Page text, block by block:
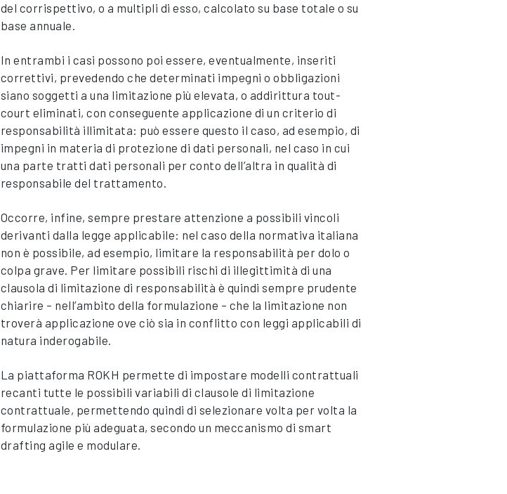
del corrispettivo, o a multipli di esso, calcolato su base totale o su
base annuale.
In entrambi i casi possono poi essere, eventualmente, inseriti
correttivi, prevedendo che determinati impegni o obbligazioni
siano soggetti a una limitazione più elevata, o addirittura tout-
court eliminati, con conseguente applicazione di un criterio di
responsabilità illimitata: può essere questo il caso, ad esempio, di
impegni in materia di protezione di dati personali, nel caso in cui
una parte tratti dati personali per conto dell’altra in qualità di
responsabile del trattamento.
Occorre, infine, sempre prestare attenzione a possibili vincoli
derivanti dalla legge applicabile: nel caso della normativa italiana
non è possibile, ad esempio, limitare la responsabilità per dolo o
colpa grave. Per limitare possibili rischi di illegittimità di una
clausola di limitazione di responsabilità è quindi sempre prudente
chiarire – nell’ambito della formulazione – che la limitazione non
troverà applicazione ove ciò sia in conflitto con leggi applicabili di
natura inderogabile.
La piattaforma ROKH permette di impostare modelli contrattuali
recanti tutte le possibili variabili di clausole di limitazione
contrattuale, permettendo quindi di selezionare volta per volta la
formulazione più adeguata, secondo un meccanismo di smart
drafting agile e modulare.